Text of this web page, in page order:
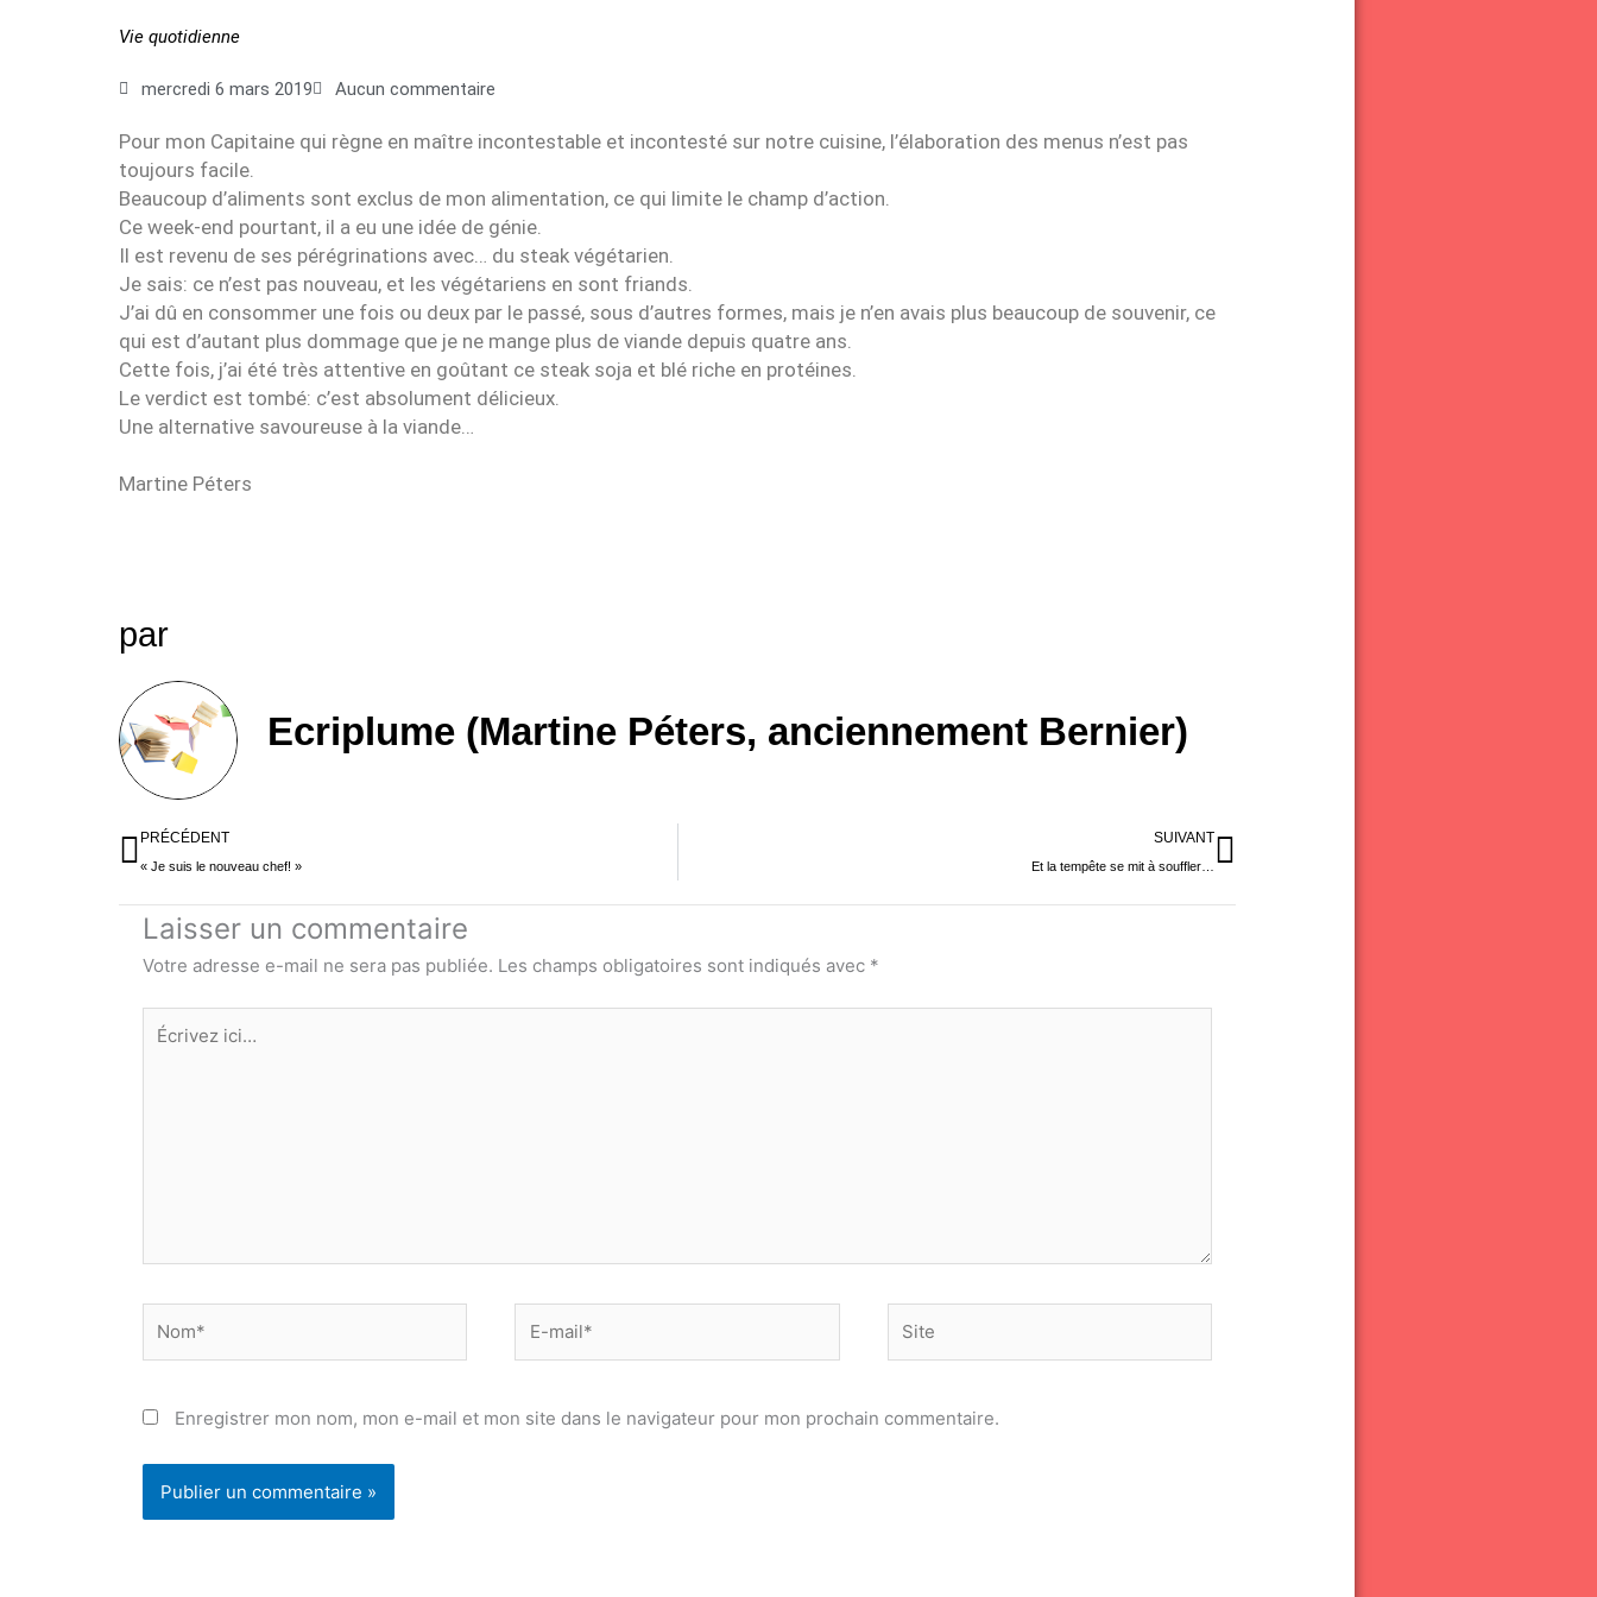
Vie quotidienne
mercredi 6 mars 2019 Aucun commentaire
Pour mon Capitaine qui règne en maître incontestable et incontesté sur notre cuisine, l’élaboration des menus n’est pas
toujours facile.
Beaucoup d’aliments sont exclus de mon alimentation, ce qui limite le champ d’action.
Ce week-end pourtant, il a eu une idée de génie.
Il est revenu de ses pérégrinations avec… du steak végétarien.
Je sais: ce n’est pas nouveau, et les végétariens en sont friands.
J’ai dû en consommer une fois ou deux par le passé, sous d’autres formes, mais je n’en avais plus beaucoup de souvenir, ce
qui est d’autant plus dommage que je ne mange plus de viande depuis quatre ans.
Cette fois, j’ai été très attentive en goûtant ce steak soja et blé riche en protéines.
Le verdict est tombé: c’est absolument délicieux.
Une alternative savoureuse à la viande…
Martine Péters
par
Ecriplume (Martine Péters, anciennement Bernier)
Précédent
PRÉCÉDENT
« Je suis le nouveau chef! »
SUIVANT
Et la tempête se mit à souffler…
Suivant
Laisser un commentaire
Votre adresse e-mail ne sera pas publiée. Les champs obligatoires sont indiqués avec *
Écrivez
ici…
mail*
Enregistrer mon nom, mon e-mail et mon site dans le navigateur pour mon prochain commentaire.